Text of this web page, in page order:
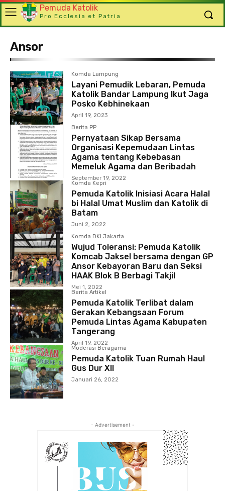
Pemuda Katolik
Pro Ecclesia et Patria
Ansor
Komda Lampung
Layani Pemudik Lebaran, Pemuda
Katolik Bandar Lampung Ikut Jaga
Posko Kebhinekaan
April 19, 2023
Berita PP
Pernyataan Sikap Bersama
Organisasi Kepemudaan Lintas
Agama tentang Kebebasan
Memeluk Agama dan Beribadah
September 19, 2022
Komda Kepri
Pemuda Katolik Inisiasi Acara Halal
bi Halal Umat Muslim dan Katolik di
Batam
Juni 2, 2022
Komda DKI Jakarta
Wujud Toleransi: Pemuda Katolik
Komcab Jaksel bersama dengan GP
Ansor Kebayoran Baru dan Seksi
HAAK Blok B Berbagi Takjil
Mei 1, 2022
Berita Artikel
Pemuda Katolik Terlibat dalam
Gerakan Kebangsaan Forum
Pemuda Lintas Agama Kabupaten
Tangerang
April 19, 2022
Moderasi Beragama
Pemuda Katolik Tuan Rumah Haul
Gus Dur XII
Januari 26, 2022
- Advertisement -